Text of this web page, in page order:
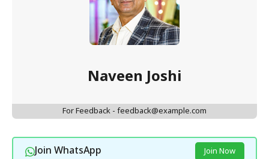
Naveen Joshi
For Feedback - feedback@example.com
Join WhatsApp Join Now